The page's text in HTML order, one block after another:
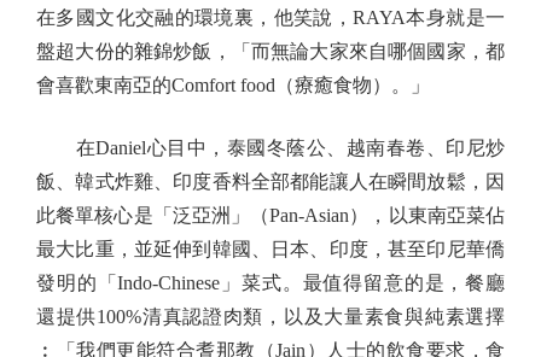
在多國文化交融的環境裏，他笑說，RAYA本身就是一
盤超大份的雜錦炒飯，「而無論大家來自哪個國家，都
會喜歡東南亞的Comfort food（療癒食物）。」
在Daniel心目中，泰國冬蔭公、越南春卷、印尼炒
飯、韓式炸雞、印度香料全部都能讓人在瞬間放鬆，因
此餐單核心是「泛亞洲」（Pan-Asian），以東南亞菜佔
最大比重，並延伸到韓國、日本、印度，甚至印尼華僑
發明的「Indo-Chinese」菜式。最值得留意的是，餐廳
還提供100%清真認證肉類，以及大量素食與純素選擇
︰「我們更能符合耆那教（Jain）人士的飲食要求，食